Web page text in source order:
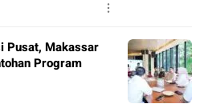
Pusat, Makassar
Program